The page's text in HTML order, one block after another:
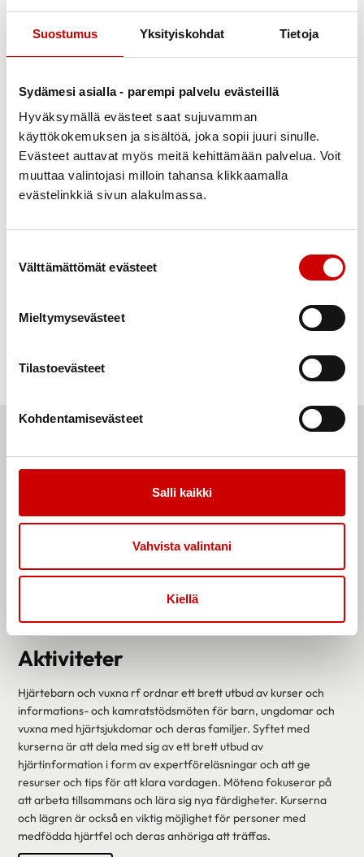
Suostumus Yksityiskohdat Tietoja
Sydämesi asialla - parempi palvelu evästeillä
Hyväksymällä evästeet saat sujuvamman
käyttökokemuksen ja sisältöä, joka sopii juuri sinulle.
Evästeet auttavat myös meitä kehittämään palvelua. Voit
muuttaa valintojasi milloin tahansa klikkaamalla
evästelinkkiä sivun alakulmassa.
Välttämättömät evästeet
Mieltymysevästeet
Tilastoevästeet
Kohdentamisevästeet
Salli kaikki
Vahvista valintani
Kiellä
Medlemsförmåner
Föreningen har förhandlat fram några förmåner för alla
samarbetspartner där du kan få förmåner och rabatter. Mer
lokalavdelning. Kom också ihåg de medlemsförmåner som
Hjärtförbundet erbjuder våra medlemmar.
HJÄRTFÖRBUNDETS MEDLEMSFÖRMÅNER
Aktiviteter
Hjärtebarn och vuxna rf ordnar ett brett utbud av kurser och
informations- och kamratstödsmöten för barn, ungdomar och
vuxna med hjärtsjukdomar och deras familjer. Syftet med
kurserna är att dela med sig av ett brett utbud av
hjärtinformation i form av expertföreläsningar och att ge
resurser och tips för att klara vardagen. Mötena fokuserar på
att arbeta tillsammans och lära sig nya färdigheter. Kurserna
och lägren är också en viktig möjlighet för personer med
medfödda hjärtfel och deras anhöriga att träffas.